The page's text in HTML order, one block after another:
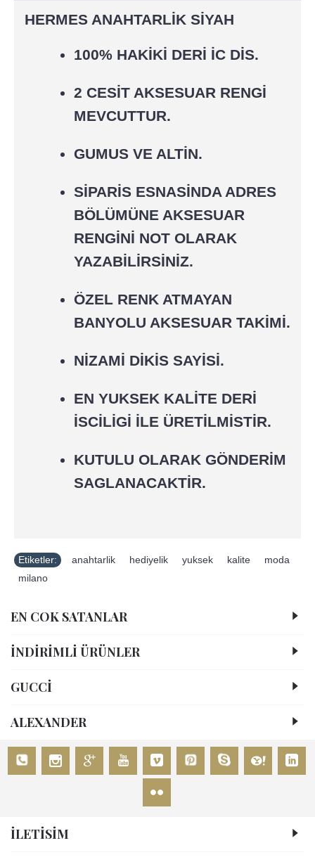
HERMES ANAHTARLİK SİYAH
100% HAKİKİ DERİ İC DİS.
2 CESİT AKSESUAR RENGİ
MEVCUTTUR.
GUMUS VE ALTİN.
SİPARİS ESNASİNDA ADRES
BÖLÜMÜNE AKSESUAR
RENGİNİ NOT OLARAK
YAZABİLİRSİNİZ.
ÖZEL RENK ATMAYAN
BANYOLU AKSESUAR TAKİMİ.
NİZAMİ DİKİS SAYİSİ.
EN YUKSEK KALİTE DERİ
İSCİLİGİ İLE ÜRETİLMİSTİR.
KUTULU OLARAK GÖNDERİM
SAGLANACAKTİR.
Etiketler: anahtarlik hediyelik yuksek kalite moda
milano
EN COK SATANLAR
İNDİRİMLİ ÜRÜNLER
GUCCİ
ALEXANDER
İLETİSİM